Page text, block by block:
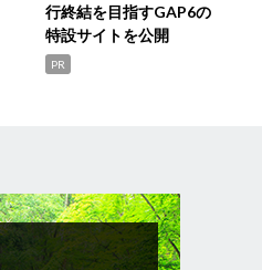
行終結を目指すGAP6の
特設サイトを公開
PR